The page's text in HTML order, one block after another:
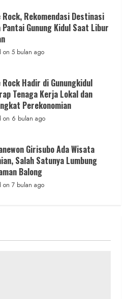
Sembilan Pejabat
Jabat Kadis PUPESDM
ago
Rock, Rekomendasi Destinasi
Gunung Kidul Saat Libur
on 5 bulan ago
Rock Hadir di Gunungkidul
Tenaga Kerja Lokal dan
Perekonomian
on 6 bulan ago
Girisubo Ada Wisata
Salah Satunya Lumbung
Balong
on 7 bulan ago